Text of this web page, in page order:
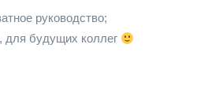
руководство;
будущих коллег